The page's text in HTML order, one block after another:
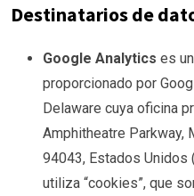
Destinatarios de
Google Analytics es
proporcionado por
Delaware cuya oficina
Amphitheatre Parkway,
94043, Estados Unidos
utiliza “cookies”, que